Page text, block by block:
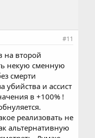
#11
на второй
некую сменную
смерти
убийства и ассист
в +100% !
реализовать не
альтернативную